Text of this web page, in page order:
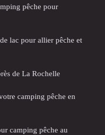
pêche pour
lac pour allier pêche et
de La Rochelle
camping pêche en
camping pêche au